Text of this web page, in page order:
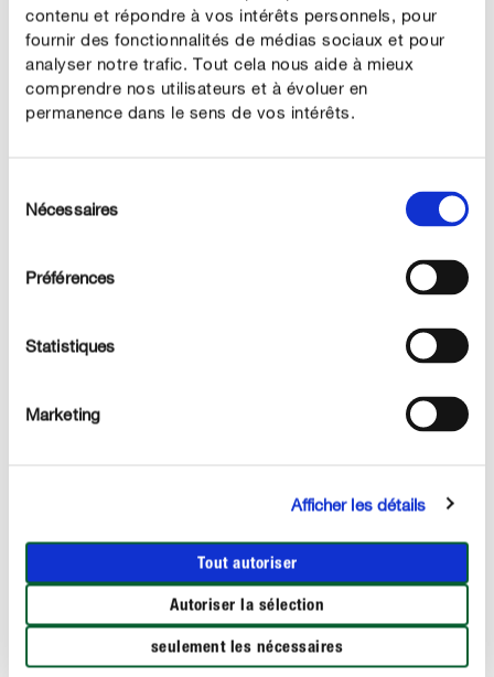
contenu et répondre à vos intérêts personnels, pour
fournir des fonctionnalités de médias sociaux et pour
analyser notre trafic. Tout cela nous aide à mieux
comprendre nos utilisateurs et à évoluer en
permanence dans le sens de vos intérêts.
duNécessaires
Préférences
Statistiques
Marketing
Afficher les détails
Tout autoriser
Autoriser la sélection
seulement les nécessaires
pas impératif de préférer les graines. Directement semée
en terre, la fleur produit un système racinaire dense qui
peut ensuite satisfaire ses besoins hydriques. Le pois de
senteur ne craint pas le gel et peut donc être semé en
pleine terre dès le mois d’avril. Pour une germination
avant le semis. Enfoncez les graines ramollies à cinq
centimètres de profondeur dans un sol ameubli et
Puis arrosez régulièrement, les premières plantules
Une taille régulière au cours des mois d’été stimule la
floraison du pois de senteur. Éliminez surtout les
pointes, car seules les pousses latérales donnent